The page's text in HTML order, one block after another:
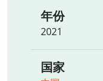
年份
2021
国家